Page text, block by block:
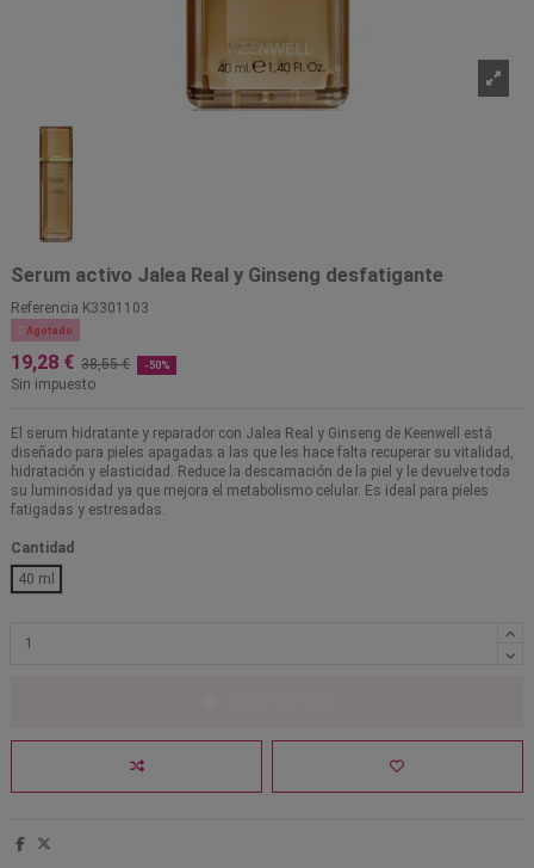
Serum activo Jalea Real y Ginseng desfatigante
Referencia K3301103
 Agotado
19,28 € 38,55 € -50%
Sin impuesto
El serum hidratante y reparador con Jalea Real y Ginseng de Keenwell está
diseñado para pieles apagadas a las que les hace falta recuperar su vitalidad,
hidratación y elasticidad. Reduce la descamación de la piel y le devuelve toda
su luminosidad ya que mejora el metabolismo celular. Es ideal para pieles
fatigadas y estresadas.
Cantidad
40 ml